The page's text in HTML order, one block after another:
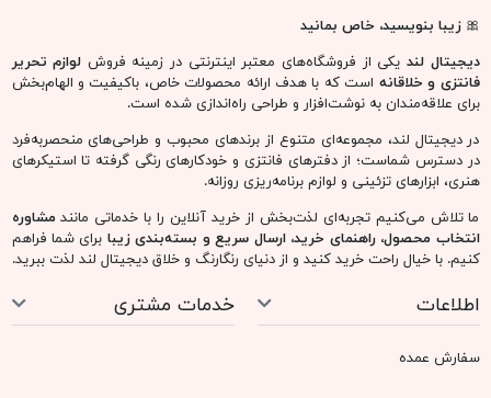
مهر HC-29319
۸۹,۲۰۰ تومان
گیره کاغذ حیوانات Hangsu
۱۲,۵۰۰ تومان